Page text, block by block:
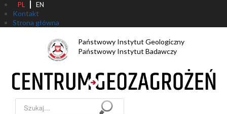
PL EN
Kontakt
Strona główna
Państwowy Instytut Geologiczny
Państwowy Instytut Badawczy
Szukaj...